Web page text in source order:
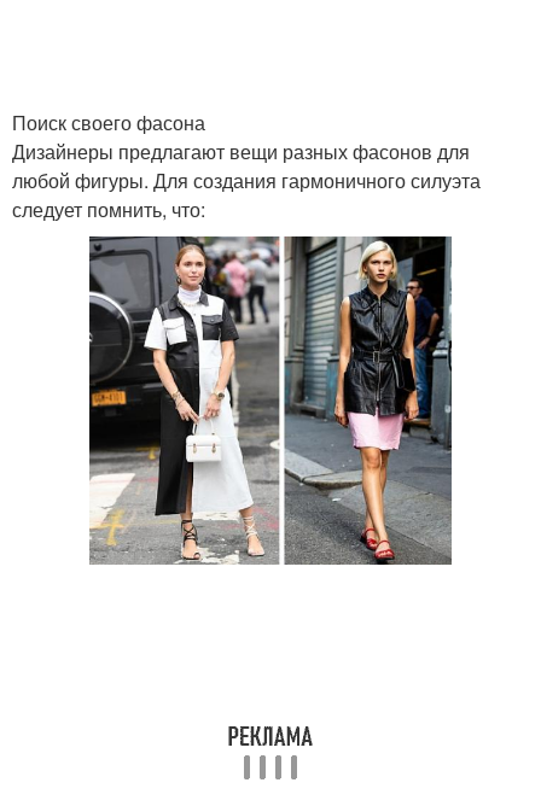
Поиск своего фасона
Дизайнеры предлагают вещи разных фасонов для
любой фигуры. Для создания гармоничного силуэта
следует помнить, что: